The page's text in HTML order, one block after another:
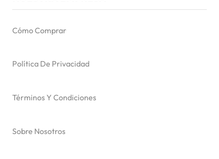
Cómo Comprar
Política De Privacidad
Términos Y Condiciones
Sobre Nosotros